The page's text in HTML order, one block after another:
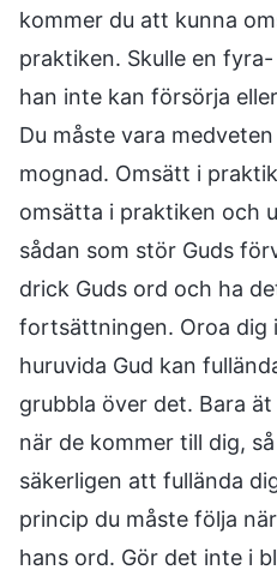
kommer du att kunna
praktiken. Skulle en
han inte kan försörja
Du måste vara
mognad. Omsätt i
omsätta i praktiken och
sådan som stör Guds
drick Guds ord och ha
fortsättningen. Oroa dig
huruvida Gud kan
grubbla över det. Bara
när de kommer till dig,
säkerligen att fullända
princip du måste följa
hans ord. Gör det inte i